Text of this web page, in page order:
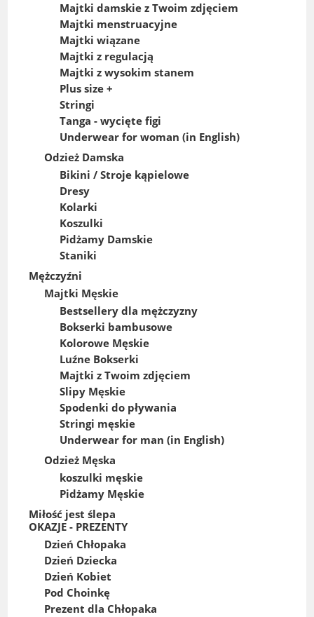
Majtki damskie z Twoim zdjęciem
Majtki menstruacyjne
Majtki wiązane
Majtki z regulacją
Majtki z wysokim stanem
Plus size +
Stringi
Tanga - wycięte figi
Underwear for woman (in English)
Odzież Damska
Bikini / Stroje kąpielowe
Dresy
Kolarki
Koszulki
Pidżamy Damskie
Staniki
Mężczyźni
Majtki Męskie
Bestsellery dla mężczyzny
Bokserki bambusowe
Kolorowe Męskie
Luźne Bokserki
Majtki z Twoim zdjęciem
Slipy Męskie
Spodenki do pływania
Stringi męskie
Underwear for man (in English)
Odzież Męska
koszulki męskie
Pidżamy Męskie
Miłość jest ślepa
OKAZJE - PREZENTY
Dzień Chłopaka
Dzień Dziecka
Dzień Kobiet
Pod Choinkę
Prezent dla Chłopaka